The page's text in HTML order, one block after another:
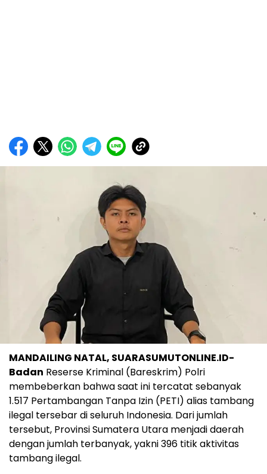
MANDAILING NATAL, SUARASUMUTONLINE.ID-
Badan Reserse Kriminal (Bareskrim) Polri
membeberkan bahwa saat ini tercatat sebanyak
1.517 Pertambangan Tanpa Izin (PETI) alias tambang
ilegal tersebar di seluruh Indonesia. Dari jumlah
tersebut, Provinsi Sumatera Utara menjadi daerah
dengan jumlah terbanyak, yakni 396 titik aktivitas
tambang ilegal.